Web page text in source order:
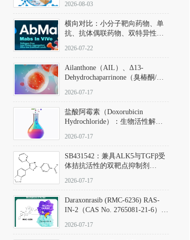
数（Km）为2.06 μM；其近红外
发光特性赋予优异的组织穿透能
力，大幅增强成像信噪比，从而
实现活体动物模型中极低给药剂
量下的高灵敏度、非侵入式生物
2026-08-03
横向对比：小分子靶向药物、单
抗、抗体偶联药物、双特异性抗
及应用瓶颈
2026-07-22
Ailanthone（AIL）、Δ13-
Dehydrochaparrinone（臭椿酮/臭
DKM货号 D806885
2026-07-17
盐酸阿霉素（Doxorubicin
Hydrochloride）：生物活性解
范
2026-07-17
SB431542：兼具ALK5与TGFβ受
体拮抗活性的双靶点抑制剂
D801067）
2026-07-17
Daraxonrasib (RMC-6236) RAS-
IN-2（CAS No. 2765081-21-6）：
向KRAS/NRAS/HRAS的广谱RAS
2026-07-17